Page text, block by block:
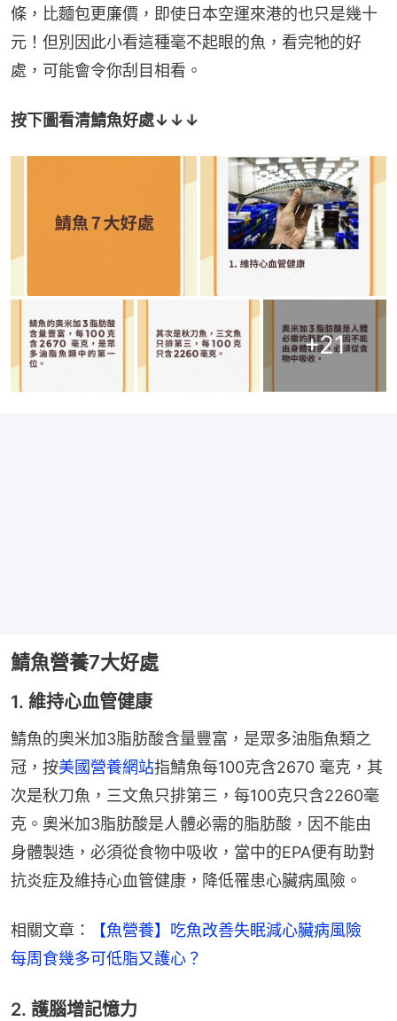
條，比麵包更廉價，即使日本空運來港的也只是幾十
元！但別因此小看這種毫不起眼的魚，看完牠的好
處，可能會令你刮目相看。
按下圖看清鯖魚好處↓↓↓
+21
鯖魚營養7大好處
1. 維持心血管健康
鯖魚的奧米加3脂肪酸含量豐富，是眾多油脂魚類之
冠，按美國營養網站指鯖魚每100克含2670 毫克，其
次是秋刀魚，三文魚只排第三，每100克只含2260毫
克。奧米加3脂肪酸是人體必需的脂肪酸，因不能由
身體製造，必須從食物中吸收，當中的EPA便有助對
抗炎症及維持心血管健康，降低罹患心臟病風險。
相關文章：
【魚營養】吃魚改善失眠減心臟病風險
每周食幾多可低脂又護心？
2. 護腦增記憶力